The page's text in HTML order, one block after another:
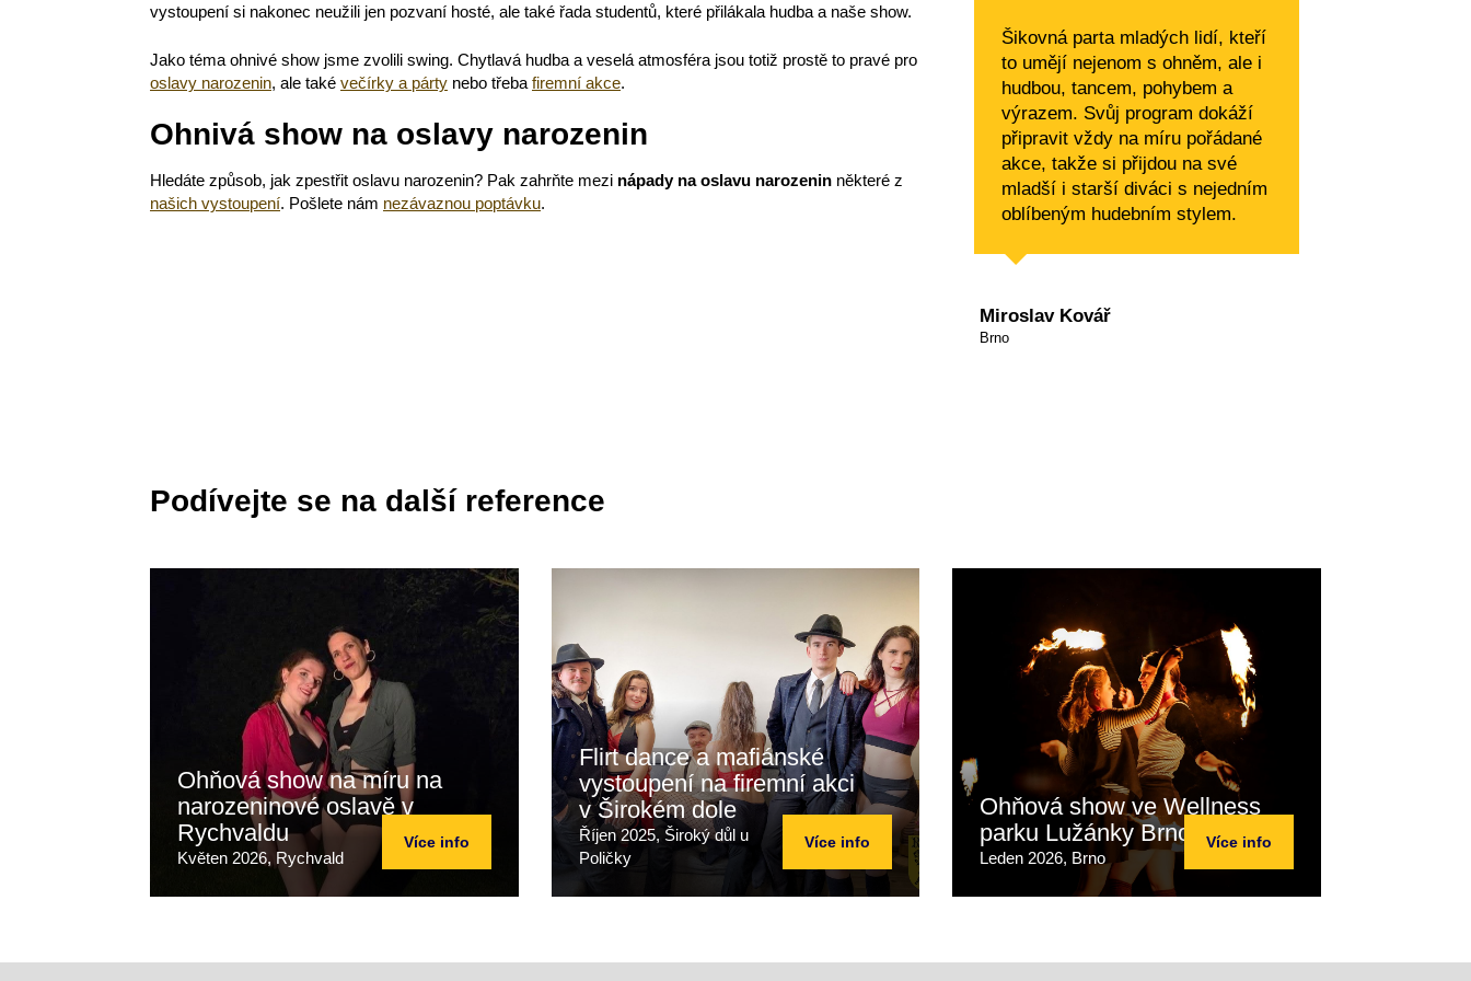
vystoupení si nakonec neužili jen pozvaní hosté, ale také řada studentů, které přilákala hudba a naše show.
Jako téma ohnivé show jsme zvolili swing. Chytlavá hudba a veselá atmosféra jsou totiž prostě to pravé pro
oslavy narozenin, ale také večírky a párty nebo třeba firemní akce.
Ohnivá show na oslavy narozenin
Hledáte způsob, jak zpestřit oslavu narozenin? Pak zahrňte mezi nápady na oslavu narozenin některé z
našich vystoupení. Pošlete nám nezávaznou poptávku.
Šikovná parta mladých lidí, kteří
to umějí nejenom s ohněm, ale i
hudbou, tancem, pohybem a
výrazem. Svůj program dokáží
připravit vždy na míru pořádané
akce, takže si přijdou na své
mladší i starší diváci s nejedním
oblíbeným hudebním stylem.
Miroslav Kovář
Brno
Podívejte se na další reference
Ohňová show na míru na
narozeninové oslavě v
Rychvaldu
Květen 2026, Rychvald
Více info
Flirt dance a mafiánské
vystoupení na firemní akci
v Širokém dole
Říjen 2025, Široký důl u
Poličky
Více info
Ohňová show ve Wellness
parku Lužánky Brno
Leden 2026, Brno
Více info